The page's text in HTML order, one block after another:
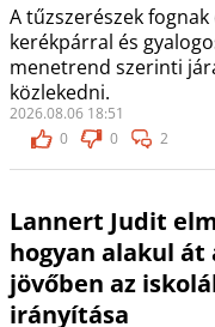
A tűzszerészek
kerékpárral és
menetrend szerinti
közlekedni.
2026.08.06 18:51
0
0 2
Lannert Judit
hogyan alakul át
jövőben az
irányítása